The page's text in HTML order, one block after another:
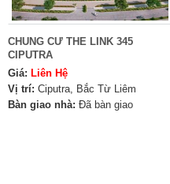
CHUNG CƯ THE LINK 345
CIPUTRA
Giá: Liên Hệ
Vị trí: Ciputra, Bắc Từ Liêm
Bàn giao nhà: Đã bàn giao